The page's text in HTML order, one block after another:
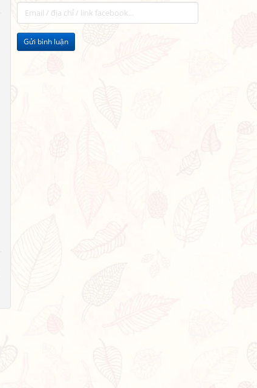
Gửi bình luận